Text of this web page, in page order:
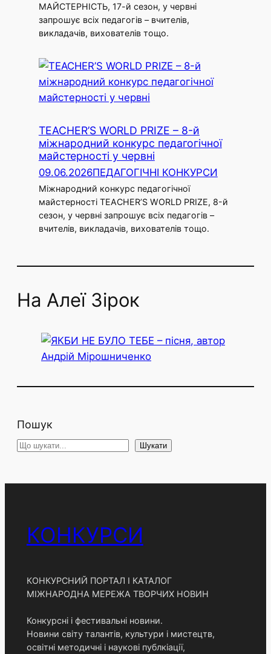
МАЙСТЕРНІСТЬ, 17-й сезон, у червні
запрошує всіх педагогів – вчителів,
викладачів, вихователів тощо.
TEACHER’S WORLD PRIZE – 8-й
міжнародний конкурс педагогічної
майстерності у червні
09.06.2026ПЕДАГОГІЧНІ КОНКУРСИ
Міжнародний конкурс педагогічної
майстерності TEACHER’S WORLD PRIZE, 8-й
сезон, у червні запрошує всіх педагогів –
вчителів, викладачів, вихователів тощо.
На Алеї Зірок
Пошук
S
Шукати
КОНКУРСИ
КОНКУРСНИЙ ПОРТАЛ І КАТАЛОГ
МІЖНАРОДНА МЕРЕЖА ТВОРЧИХ НОВИН
Конкурсні і фестивальні новини.
Новини світу талантів, культури і мистецтв,
освітні методичні і наукові публкіації,